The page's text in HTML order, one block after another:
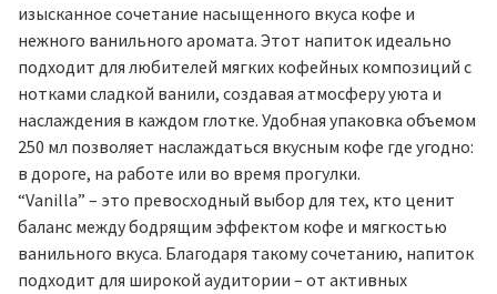
изысканное сочетание насыщенного вкуса кофе и
нежного ванильного аромата. Этот напиток идеально
подходит для любителей мягких кофейных композиций с
нотками сладкой ванили, создавая атмосферу уюта и
наслаждения в каждом глотке. Удобная упаковка объемом
250 мл позволяет наслаждаться вкусным кофе где угодно:
в дороге, на работе или во время прогулки.
“Vanilla” – это превосходный выбор для тех, кто ценит
баланс между бодрящим эффектом кофе и мягкостью
ванильного вкуса. Благодаря такому сочетанию, напиток
подходит для широкой аудитории – от активных